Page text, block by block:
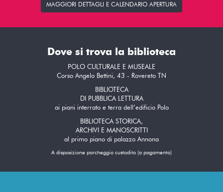
MAGGIORI DETTAGLI E CALENDARIO APERTURA
Dove si trova la biblioteca
POLO CULTURALE E MUSEALE
Corso Angelo Bettini, 43 - Rovereto TN
BIBLIOTECA
DI PUBBLICA LETTURA
ai piani interrato e terra dell’edificio Polo
BIBLIOTECA STORICA,
ARCHIVI E MANOSCRITTI
al primo piano di palazzo Annona
A disposizione parcheggio custodito (a pagamento)